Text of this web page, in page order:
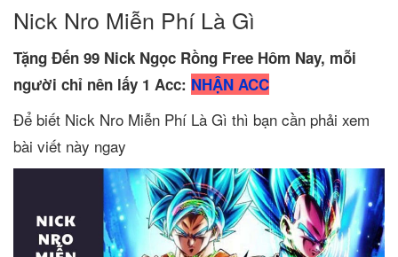
Nick Nro Miễn Phí Là Gì
Tặng Đến 99 Nick Ngọc Rồng Free Hôm Nay, mỗi
người chỉ nên lấy 1 Acc: NHẬN ACC
Để biết Nick Nro Miễn Phí Là Gì thì bạn cần phải xem
bài viết này ngay